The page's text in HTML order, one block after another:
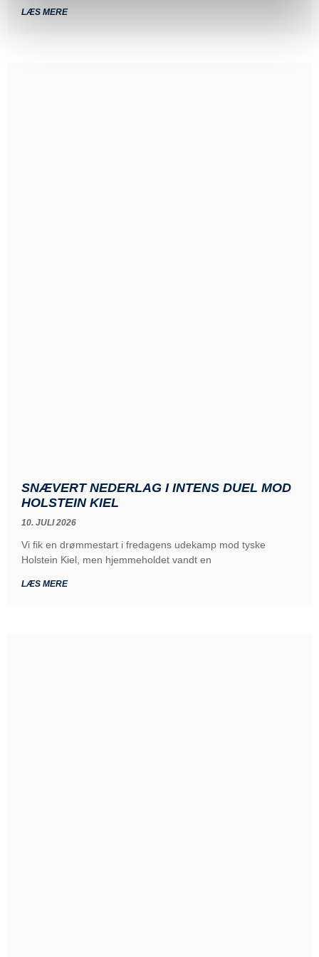
LÆS MERE
SNÆVERT NEDERLAG I INTENS DUEL MOD
HOLSTEIN KIEL
10. JULI 2026
Vi fik en drømmestart i fredagens udekamp mod tyske
Holstein Kiel, men hjemmeholdet vandt en
LÆS MERE